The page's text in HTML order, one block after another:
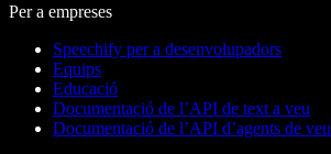
Per a empreses
Speechify per a desenvolupadors
Equips
Educació
Documentació de l’API de text a veu
Documentació de l’API d’agents de veu